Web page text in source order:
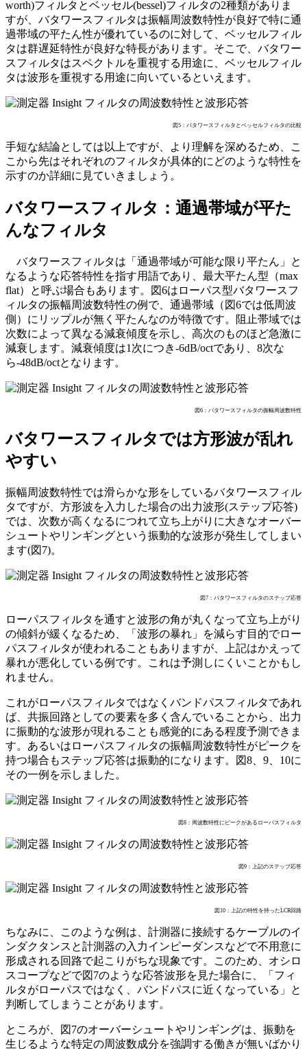
worth)フィルタとベッセル(bessel)フィルタの2種類がありま
すが、バタワースフィルタは振幅周波数特性が良好で特に通
過帯域の平たん性が優れているのに対して、ベッセルフィル
タは群遅延特性が良好な特長があります。そこで、バタワー
スフィルタはスペクトルを重視する用途に、ベッセルフィル
タは波形を重視する用途に向いているといえます。
図5：パタワースフィルタとベッセルフィルタの比較
手短な結論としては以上ですが、より理解を深めるため、こ
こから先はそれぞれのフィルタが具体的にどのような特性を
示すのか詳細に見ていきましょう。
バタワースフィルタ：通過帯域が平た
んなフィルタ
バタワースフィルタは「通過帯域が可能な限り平たん」と
なるような応答特性を指す用語であり、最大平たん型（max
flat）と呼ぶ場合もあります。図6はローパス型バタワースフ
ィルタの振幅周波数特性の例で、通過帯域（図6では低周波
側）にリップルが無く平たんなのが特徴です。阻止帯域では
次数によって異なる減衰傾度を示し、高次のものほど急激に
減衰します。減衰傾度は1次につき-6dB/octであり、8次な
ら-48dB/octとなります。
図6：バタワースフィルタの振幅周波数特性
バタワースフィルタでは方形波が乱れ
やすい
振幅周波数特性では滑らかな形をしているバタワースフィル
タですが、方形波を入力した場合の出力波形(ステップ応答)
では、次数が高くなるにつれて立ち上がりに大きなオーバー
シュートやリンギングという振動的な波形が発生してしまい
ます(図7)。
図7：バタワースフィルタのステップ応答
ローパスフィルタを通すと波形の角が丸くなって立ち上がり
の傾斜が緩くなるため、「波形の暴れ」を減らす目的でロー
パスフィルタが使われることもありますが、上記はかえって
暴れが悪化している例です。これは予測しにくいことかもし
れません。
これがローパスフィルタではなくバンドパスフィルタであれ
ば、共振回路としての要素を多く含んでいることから、出力
に振動的な波形が現れることも感覚的にある程度予測できま
す。あるいはローパスフィルタの振幅周波数特性がピークを
持つ場合もステップ応答は振動的になります。図8、9、10に
その一例を示しました。
図8：周波数特性にピークがあるローパスフィルタ
図9：上記のステップ応答
図10：上記の特性を持ったLCR回路
ちなみに、このような例は、計測器に接続するケーブルのイ
ンダクタンスと計測器の入力インピーダンスなどで不用意に
形成される回路で起こりがちな現象です。このため、オシロ
スコープなどで図7のような応答波形を見た場合に、「フィ
ルタがローパスではなく、バンドパスに近くなっている」と
判断してしまうことがあります。
ところが、図7のオーバーシュートやリンギングは、振動を
生じるような特定の周波数成分を強調する働きが無いばかり